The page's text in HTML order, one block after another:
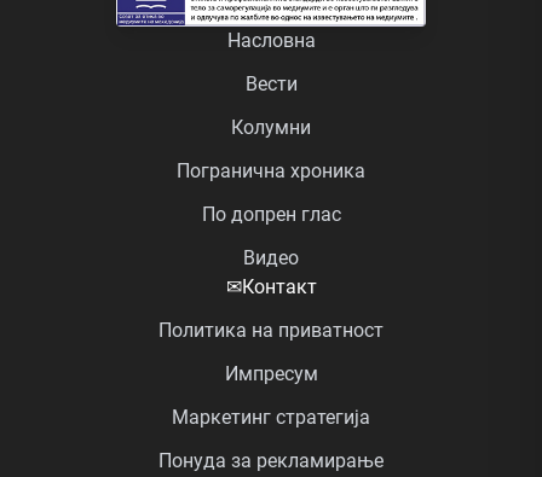
Насловна
Вести
Колумни
Погранична хроника
По допрен глас
Видео
✉Контакт
Политика на приватност
Импресум
Маркетинг стратегија
Понуда за рекламирање